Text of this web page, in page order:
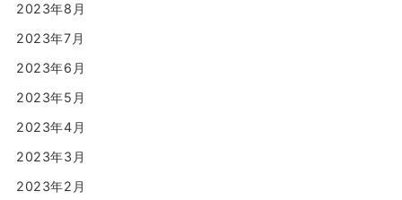
2023年8月
2023年7月
2023年6月
2023年5月
2023年4月
2023年3月
2023年2月